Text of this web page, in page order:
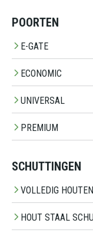
POORTEN
E-GATE
ECONOMIC
UNIVERSAL
PREMIUM
SCHUTTINGEN
VOLLEDIG
HOUT STAAL